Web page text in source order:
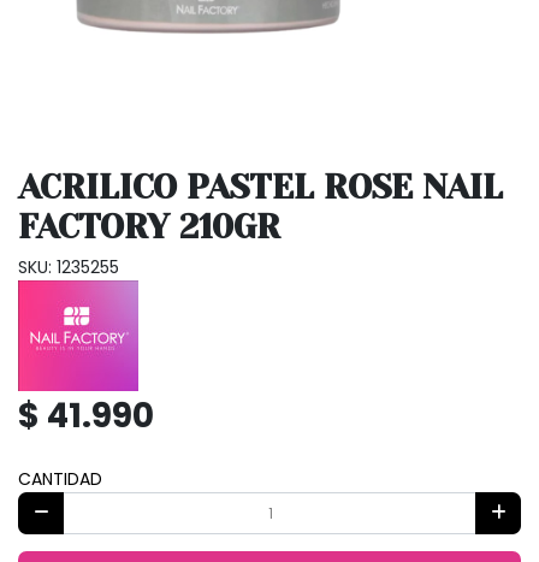
ACRILICO PASTEL ROSE NAIL
FACTORY 210GR
SKU: 1235255
$ 41.990
CANTIDAD